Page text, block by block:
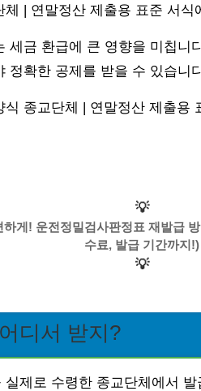
| 연말정산 제출용 표준 서식
세금 환급에 큰 영향을 미칩니
정확한 공제를 받을 수 있습니
종교단체 | 연말정산 제출용
💡
게! 운전정밀검사판정표 재발급
수료, 발급 기간까지!)
💡
디서 받지?
제로 수령한 종교단체에서